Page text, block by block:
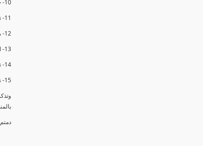
10- خطوات عملية التدقيق الداخلي.
11- تنفيذ عملية التدقيق الداخلي والاجتماع الافتتاحي.
12- مراجعة السجلات والوثائق.
13- المقابلات مع الموظفين ومراقبة الانشطة والمرافق.
14- تسجيلات الأدلة أثناء التدقيق.
15- نصائح هامة لتدقيق ناجح.